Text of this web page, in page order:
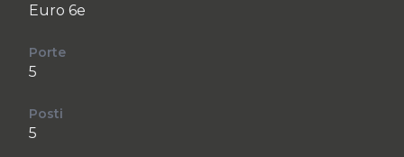
Euro 6e
Porte
5
Posti
5